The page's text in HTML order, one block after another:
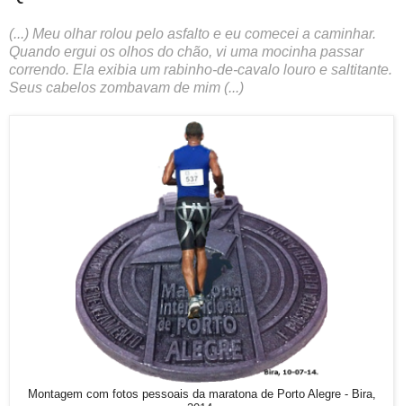
(...) Meu olhar rolou pelo asfalto e eu comecei a caminhar.
Quando ergui os olhos do chão, vi uma mocinha passar
correndo. Ela exibia um rabinho-de-cavalo louro e saltitante.
Seus cabelos zombavam de mim (...)
Montagem com fotos pessoais da maratona de Porto Alegre - Bira,